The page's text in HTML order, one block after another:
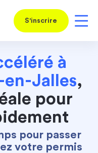
S'inscrire
à
Jalles,
pour
pour passer
votre permis